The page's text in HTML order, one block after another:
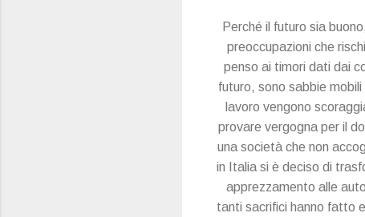
Perché il futuro sia
preoccupazioni che
penso ai timori dati dai
futuro, sono sabbie
lavoro vengono
provare vergogna per il
una società che non
in Italia si è deciso di
apprezzamento alle
tanti sacrifici hanno fatto